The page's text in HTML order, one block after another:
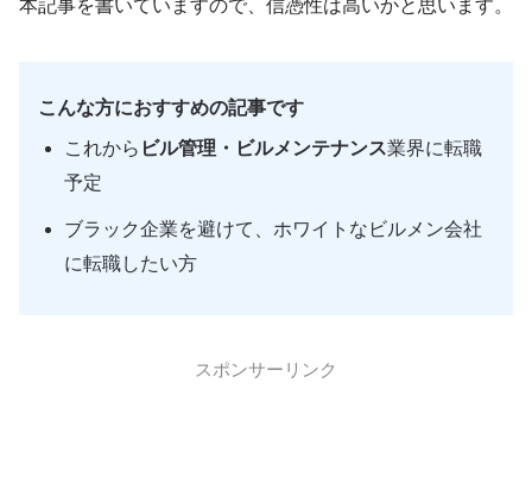
本記事を書いていますので、信憑性は高いかと思います。
こんな方におすすめの記事です
これから ビル管理・ビルメンテナンス業界に転職
予定
ブラック企業を避けて、ホワイトなビルメン会社
に転職したい方
スポンサーリンク